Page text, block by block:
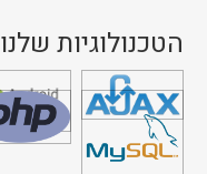
הטכנולוגיות שלנו